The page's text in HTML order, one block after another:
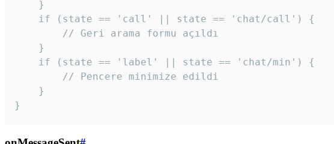
    }
    if (state == 'call' || state == 'chat/call') {
        // Geri arama formu açıldı
    }
    if (state == 'label' || state == 'chat/min') {
        // Pencere minimize edildi
    }
}